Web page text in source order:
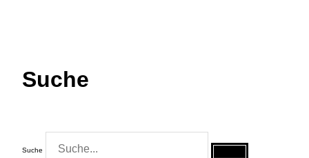
Suche
Suche